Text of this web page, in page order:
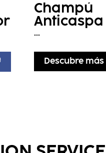
Champú
Anticaspa
...
Descubre más